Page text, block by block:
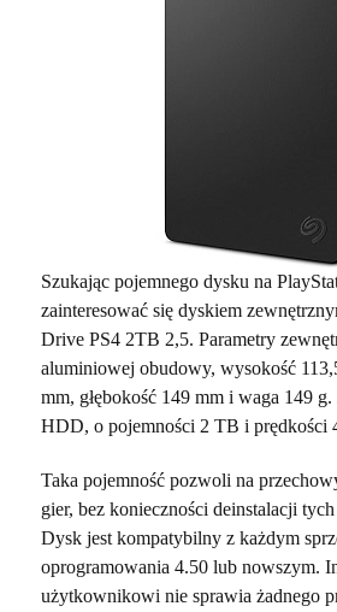
Szukając pojemnego dysku na
zainteresować siędyskiem
Drive PS4 2TB 2,5. Parametry
aluminiowej obudowy, wysokość
mm, głębokość 149 mm i waga 149
HDD, o pojemności 2 TB i prędkości
Taka pojemność pozwoli na
gier, bez konieczności deinstalacji
Dysk jest kompatybilny z każdym
oprogramowania 4.50 lub nowszym.
użytkownikowi nie sprawia żadnego